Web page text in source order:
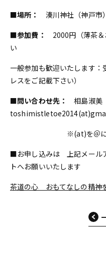
■場所：
湊川神社（神戸市）
■参加費：
2000円（薄茶＆
い
一般参加も歓迎いたします
レスをご記載下さい）
■問い合わせ先：
相島淑美
※(at)を＠に変えて
■お申し込みは 上記メール
トへお願いいたします
茶道の心 おもてなしの精神